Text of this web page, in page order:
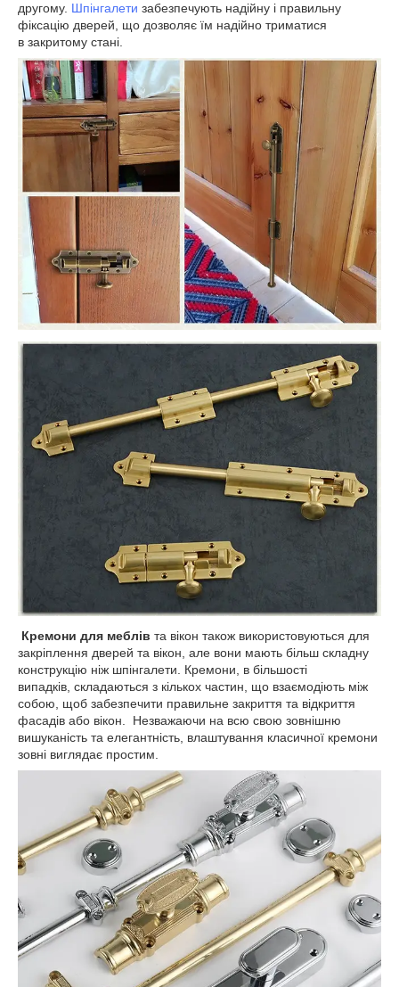
другому. Шпінгалети забезпечують надійну і правильну
фіксацію дверей, що дозволяє їм надійно триматися
в закритому стані.
Кремони для меблів та вікон також використовуються для
закріплення дверей та вікон, але вони мають більш складну
конструкцію ніж шпінгалети. Кремони, в більшості
випадків, складаються з кількох частин, що взаємодіють між
собою, щоб забезпечити правильне закриття та відкриття
фасадів або вікон. Незважаючи на всю свою зовнішню
вишуканість та елегантність, влаштування класичної кремони
зовні виглядає простим.